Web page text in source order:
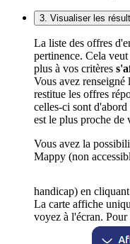
3. Visualiser les
La liste des offres
pertinence. Cela
plus à vos critères
Vous avez
restitue les offres
celles-ci sont
est le plus proche de
Vous avez la
Mappy (non
handicap) en
La carte affiche
voyez à l'écran.